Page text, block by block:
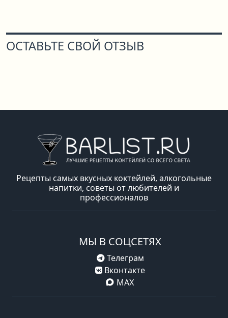
ОСТАВЬТЕ СВОЙ ОТЗЫВ
Рецепты самых вкусных коктейлей, алкогольные
напитки, советы от любителей и
профессионалов
МЫ В СОЦСЕТЯХ
Телеграм
Вконтакте
MAX